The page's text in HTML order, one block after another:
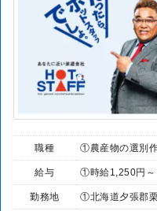
職種 ①農産物の選別
給与 ①時給1,250円～
勤務地 ①北海道夕張郡